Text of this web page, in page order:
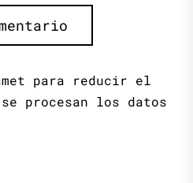
para reducir el
se procesan los datos